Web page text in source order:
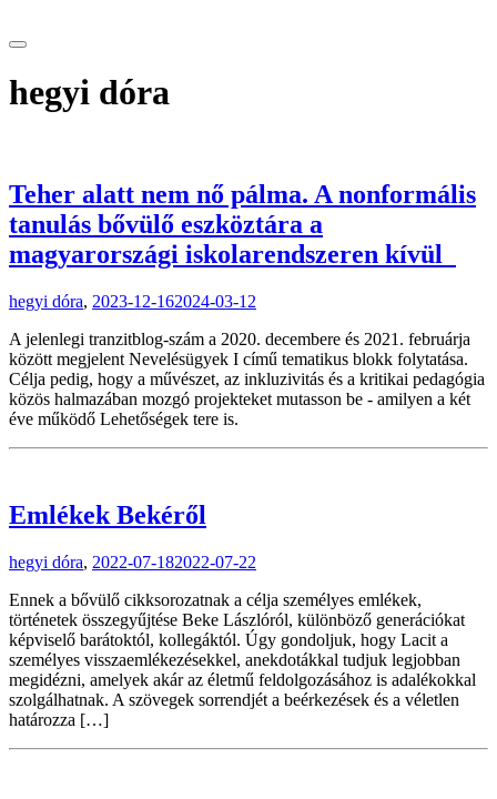
hegyi dóra
Teher alatt nem nő pálma. A nonformális
tanulás bővülő eszköztára a
magyarországi iskolarendszeren kívül
hegyi dóra, 2023-12-162024-03-12
A jelenlegi tranzitblog-szám a 2020. decembere és 2021. februárja
között megjelent Nevelésügyek I című tematikus blokk folytatása.
Célja pedig, hogy a művészet, az inkluzivitás és a kritikai pedagógia
közös halmazában mozgó projekteket mutasson be - amilyen a két
éve működő Lehetőségek tere is.
Emlékek Bekéről
hegyi dóra, 2022-07-182022-07-22
Ennek a bővülő cikksorozatnak a célja személyes emlékek,
történetek összegyűjtése Beke Lászlóról, különböző generációkat
képviselő barátoktól, kollegáktól. Úgy gondoljuk, hogy Lacit a
személyes visszaemlékezésekkel, anekdotákkal tudjuk legjobban
megidézni, amelyek akár az életmű feldolgozásához is adalékokkal
szolgálhatnak. A szövegek sorrendjét a beérkezések és a véletlen
határozza […]